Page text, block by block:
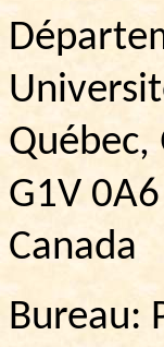
Québec,
G1V 0A6
Canada
Bureau: